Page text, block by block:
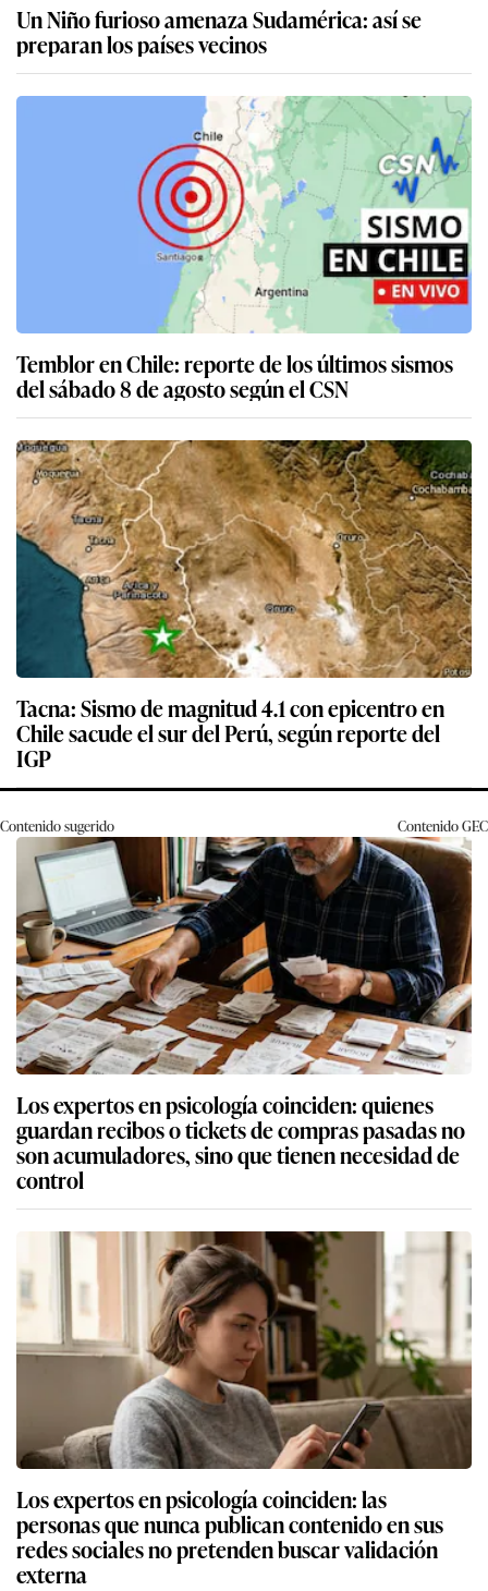
Un Niño furioso amenaza Sudamérica: así se
preparan los países vecinos
Temblor en Chile: reporte de los últimos sismos
del sábado 8 de agosto según el CSN
Tacna: Sismo de magnitud 4.1 con epicentro en
Chile sacude el sur del Perú, según reporte del
IGP
Contenido sugerido ContenidoGEC
Los expertos en psicología coinciden: quienes
guardan recibos o tickets de compras pasadas no
son acumuladores, sino que tienen necesidad de
control
Los expertos en psicología coinciden: las
personas que nunca publican contenido en sus
redes sociales no pretenden buscar validación
externa